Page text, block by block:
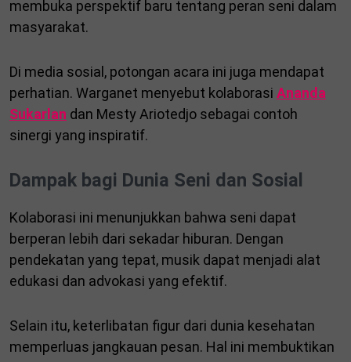
membuka perspektif baru tentang peran seni dalam
masyarakat.
Di media sosial, potongan acara ini juga mendapat
perhatian. Warganet menyebut kolaborasi Ananda
Sukarlan dan Mesty Ariotedjo sebagai contoh
sinergi yang inspiratif.
Dampak bagi Dunia Seni dan Sosial
Kolaborasi ini menunjukkan bahwa seni dapat
berperan lebih dari sekadar hiburan. Dengan
pendekatan yang tepat, musik dapat menjadi alat
edukasi dan advokasi yang efektif.
Selain itu, keterlibatan figur dari dunia kesehatan
memperluas jangkauan pesan. Hal ini membuktikan